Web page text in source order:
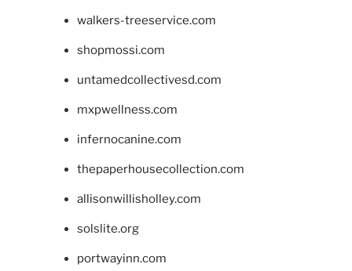
walkers-treeservice.com
shopmossi.com
untamedcollectivesd.com
mxpwellness.com
infernocanine.com
thepaperhousecollection.com
allisonwillisholley.com
solslite.org
portwayinn.com